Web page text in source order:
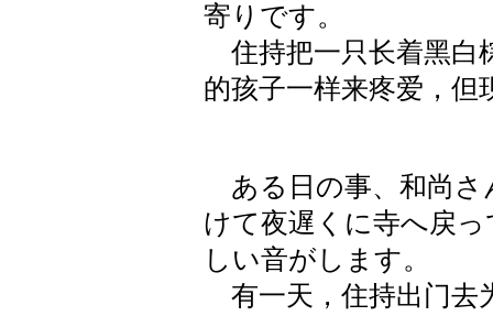
寄りです。
住持把一只长着黑白
的孩子一样来疼爱，但
ある日の事、和尚さ
けて夜遅くに寺へ戻
しい音がします。
有一天，住持出门去